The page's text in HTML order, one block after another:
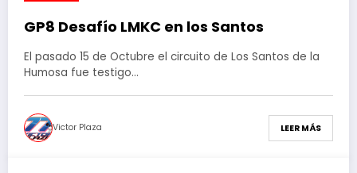
GP8 Desafío LMKC en los Santos
El pasado 15 de Octubre el circuito de Los Santos de la
Humosa fue testigo…
Victor Plaza LEER MÁS